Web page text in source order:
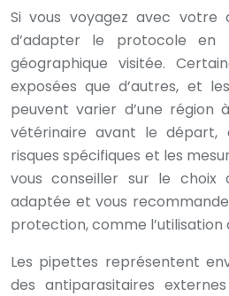
Si vous voyagez avec
d’adapter le protocole
géographique visitée.
exposées que d’autres, et
peuvent varier d’une région
vétérinaire avant le départ,
risques spécifiques et les
vous conseiller sur le
adaptée et vous
protection, comme l’utilisation
Les pipettes représentent
des antiparasitaires